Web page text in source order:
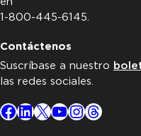
1-800-445-6145.
Contáctenos
Suscríbase a nuestro
las redes sociales.
Facebook
LinkedIn
X YouTube
Instagram
Threads